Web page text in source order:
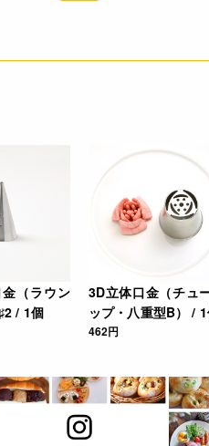
（ラウン
/ 1個
3D立体口金（チュ
ップ・八重型B） /
462円